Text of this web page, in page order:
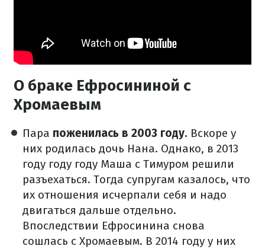
О браке Ефросининой с
Хромаевым
Пара поженилась в 2003 году. Вскоре у
них родилась дочь Нана. Однако, в 2013
году году году Маша с Тимуром решили
разъехаться. Тогда супругам казалось, что
их отношения исчерпали себя и надо
двигаться дальше отдельно.
Впоследствии Ефросинина снова
сошлась с Хромаевым. В 2014 году у них